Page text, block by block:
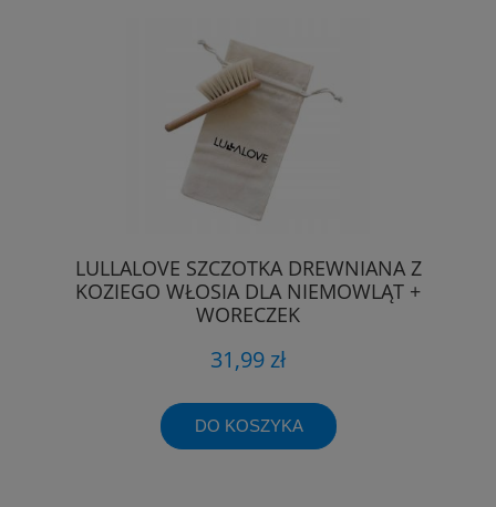
LULLALOVE SZCZOTKA DREWNIANA Z
KOZIEGO WŁOSIA DLA NIEMOWLĄT +
WORECZEK
31,99 zł
DO KOSZYKA